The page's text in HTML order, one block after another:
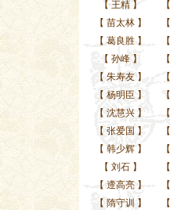
【 王精】 【
【 苗太林】 【
【 葛良胜】 【
【 孙峰】 【
【 朱寿友】 【
【 杨明臣 】 【
【 沈慧兴】 【
【 张爱国 】 【
【 韩少辉】 【
【 刘石】 【
【 遆高亮】 【
【 隋守训 】 【